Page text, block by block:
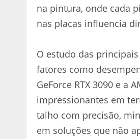
na pintura, onde cada
nas placas influencia
O estudo das
fatores como
GeForce RTX 3090 e a
impressionantes em
talho com precisão,
em soluções que não